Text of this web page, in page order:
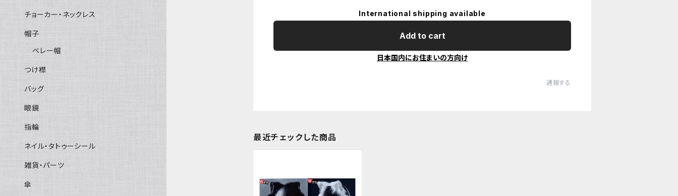
International shipping available
Add to cart
日本国内にお住まいの方向け
通報する
最近チェックした商品
チョーカー・ネックレス
帽子
ベレー帽
つけ襟
バッグ
眼鏡
指輪
ネイル・タトゥーシール
雑貨・パーツ
傘